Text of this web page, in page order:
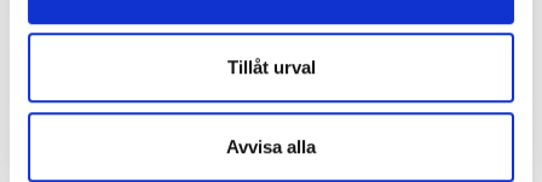
Tillåt urval
Avvisa alla
senast torsdagen kl. 12.00.